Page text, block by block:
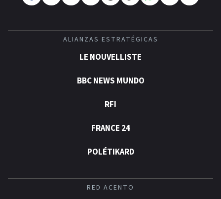
ALIANZAS ESTRATÉGICAS
LE NOUVELLISTE
BBC NEWS MUNDO
RFI
FRANCE 24
POLÉTIKARD
RED ACENTO